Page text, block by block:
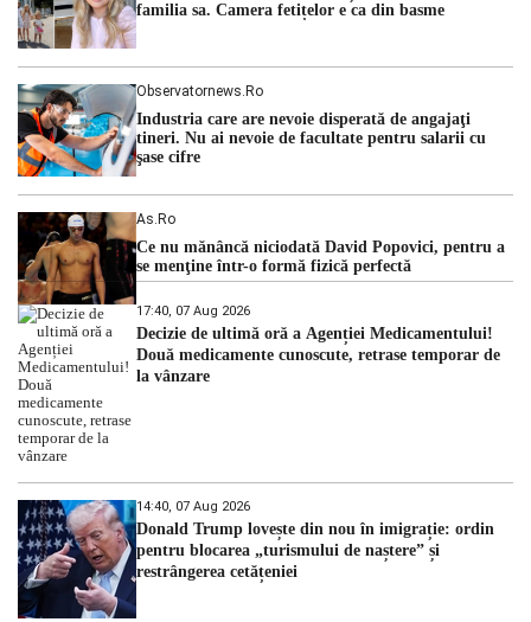
familia sa. Camera fetițelor e ca din basme
Observatornews.ro
Industria care are nevoie disperată de angajaţi
tineri. Nu ai nevoie de facultate pentru salarii cu
şase cifre
As.ro
Ce nu mănâncă niciodată David Popovici, pentru a
se menţine într-o formă fizică perfectă
17:40, 07 Aug 2026
Decizie de ultimă oră a Agenției Medicamentului!
Două medicamente cunoscute, retrase temporar de
la vânzare
14:40, 07 Aug 2026
Donald Trump lovește din nou în imigrație: ordin
pentru blocarea „turismului de naștere” și
restrângerea cetățeniei